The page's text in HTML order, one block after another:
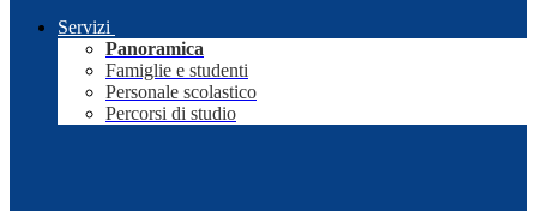
Servizi
Panoramica
Famiglie e studenti
Personale scolastico
Percorsi di studio